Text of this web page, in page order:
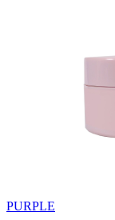
PURPLE